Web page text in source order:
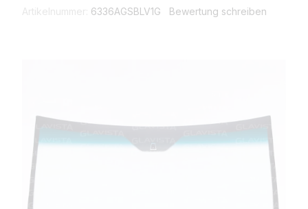
Artikelnummer: 6336AGSBLV1G Bewertung schreiben